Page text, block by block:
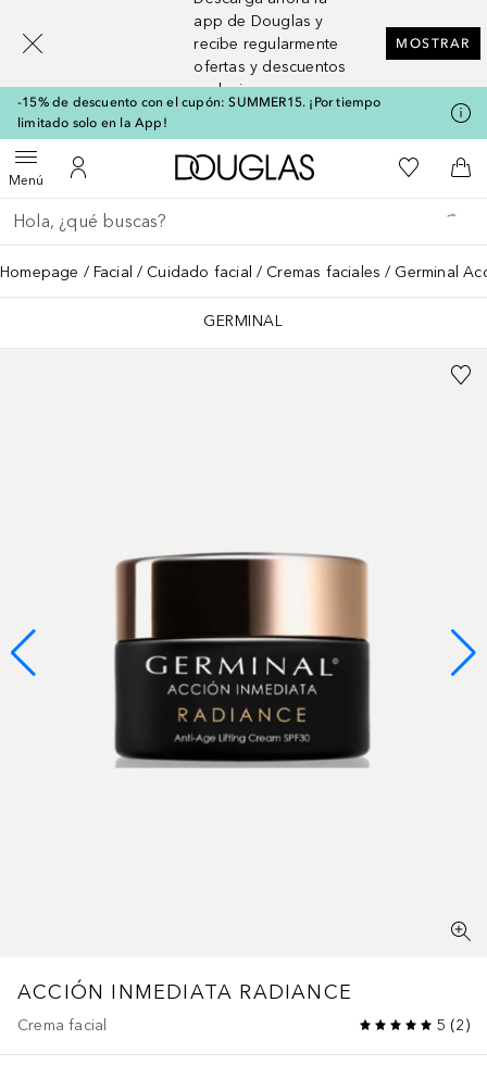
app de Douglas y
recibe regularmente
ofertas y descuentos
exclusivos
MOSTRAR
-15% de descuento con el cupón: SUMMER15. ¡Por tiempo
limitado solo en la App!
MenúAbrir menúMi cuenta
A Douglas HomeMi lista de
A
Regresar
Ejecutar búsqueda
Homepage Facial Cuidado facial Cremas faciales Germinal
GERMINAL
ACCIÓN INMEDIATA RADIANCE
Crema facial 5 (2)
[navigation.slideout.screenreader]